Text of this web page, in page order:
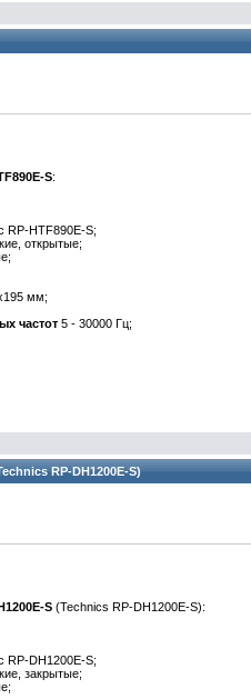
S:
RP-HTF890E-S;
открытые;
мм;
частот 5 - 30000 Гц;
RP-DH1200E-S)
S (Technics RP-DH1200E-S):
RP-DH1200E-S;
закрытые;